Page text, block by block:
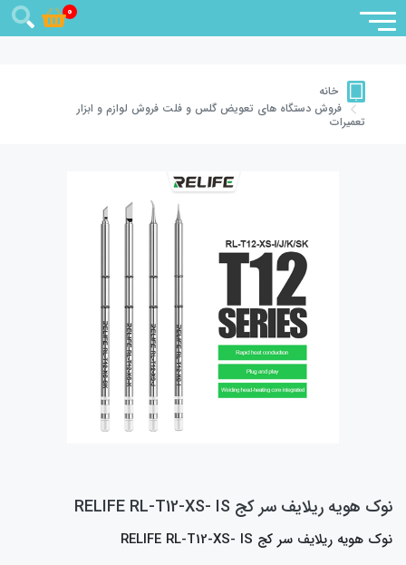
0
خانه
فروش دستگاه های تعویض گلس و فلت فروش لوازم و ابزار
تعمیرات
نوک هويه ريلايف سر کج RELIFE RL-T12-XS- IS
نوک هويه ريلايف سر کج RELIFE RL-T12-XS- IS